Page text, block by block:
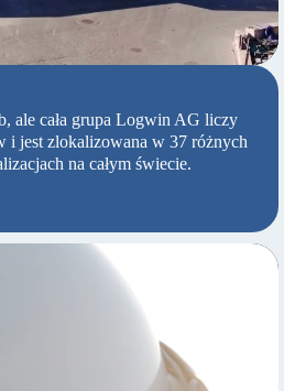
ale cała grupa Logwin AG liczy
i jest zlokalizowana w 37 różnych
na całym świecie.